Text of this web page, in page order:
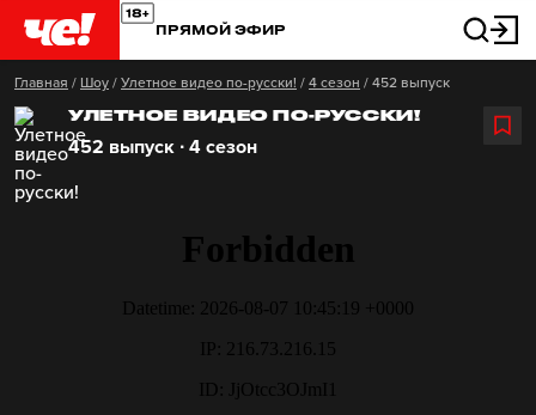
ПРЯМОЙ ЭФИР
Главная / Шоу / Улетное видео по-русски! / 4 сезон / 452 выпуск
УЛЕТНОЕ ВИДЕО ПО-РУССКИ!
452 выпуск ∙ 4 сезон